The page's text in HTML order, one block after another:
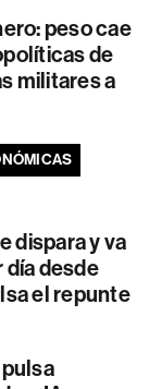
peso cae
de
militares a
dispara y va
día desde
el repunte